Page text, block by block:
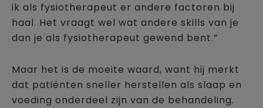
ik als fysiotherapeut er andere factoren bij
haal. Het vraagt wel wat andere skills van je
dan je als fysiotherapeut gewend bent.”
Maar het is de moeite waard, want hij merkt
dat patiënten sneller herstellen als slaap en
voeding onderdeel zijn van de behandeling.